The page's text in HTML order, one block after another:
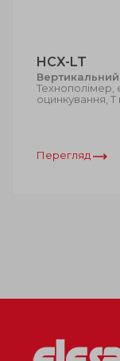
HCX-LT
Технополімер,
оцинкування, Т
Перегляд